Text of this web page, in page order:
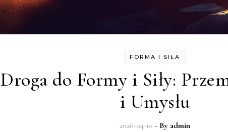
FORMA I SIŁA
Droga do Formy i Siły:
i Umysłu
2026-04-10 - By admin